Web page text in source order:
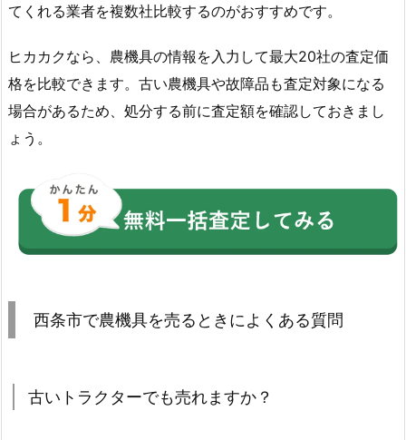
てくれる業者を複数社比較するのがおすすめです。
ヒカカクなら、農機具の情報を入力して最大20社の査定価
格を比較できます。古い農機具や故障品も査定対象になる
場合があるため、処分する前に査定額を確認しておきまし
ょう。
西条市で農機具を売るときによくある質問
古いトラクターでも売れますか？